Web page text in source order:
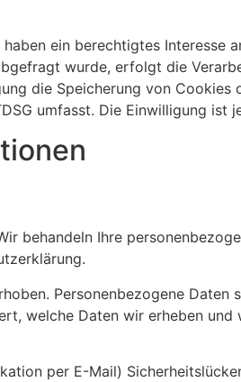
ein berechtigtes Interesse
wurde, erfolgt die
die Speicherung von
umfasst. Die Einwilligung ist
behandeln Ihre
Personenbezogene Daten
welche Daten wir erheben und
per E-Mail)